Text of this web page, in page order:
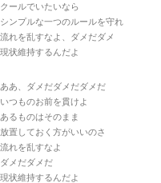
クールでいたいなら
シンプルな一つのルールを守れ
流れを乱すなよ、ダメだダメ
現状維持するんだよ
ああ、ダメだダメだダメだ
いつものお前を貫けよ
あるものはそのまま
放置しておく方がいいのさ
流れを乱すなよ
ダメだダメだ
現状維持するんだよ